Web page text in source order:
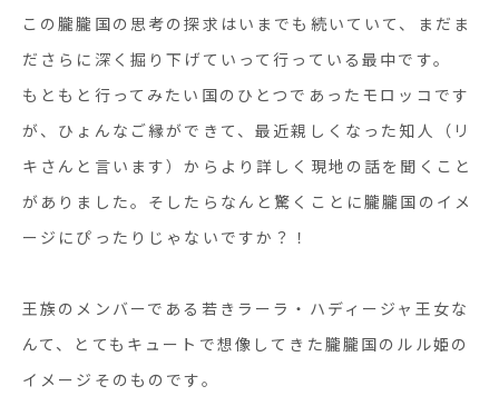
この朧朧国の思考の探求はいまでも続いていて、まだま
ださらに深く掘り下げていって行っている最中です。
もともと行ってみたい国のひとつであったモロッコです
が、ひょんなご縁ができて、最近親しくなった知人（リ
キさんと言います）からより詳しく現地の話を聞くこと
がありました。そしたらなんと驚くことに朧朧国のイメ
ージにぴったりじゃないですか？！
王族のメンバーである若きラーラ・ハディージャ王女な
んて、とてもキュートで想像してきた朧朧国のルル姫の
イメージそのものです。